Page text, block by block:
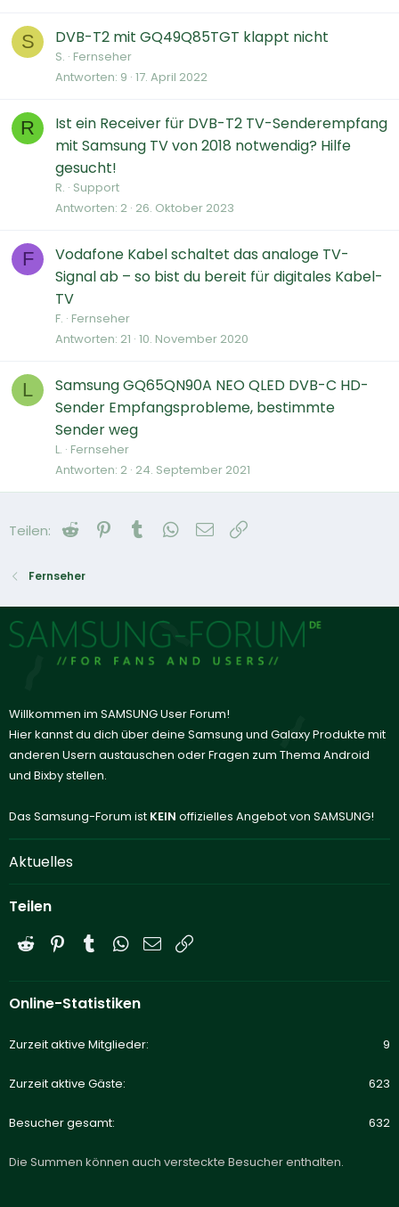
S DVB-T2 mit GQ49Q85TGT klappt nicht
S. Fernseher
Antworten 9 17. April 2022
R
Ist ein Receiver für DVB-T2 TV-Senderempfang
mit Samsung TV von 2018 notwendig? Hilfe
gesucht!
R. Support
Antworten 2 26. Oktober 2023
F
Vodafone Kabel schaltet das analoge TV-
Signal ab – so bist du bereit für digitales Kabel-
TV
F. Fernseher
Antworten 21 10. November 2020
L
Samsung GQ65QN90A NEO QLED DVB-C HD-
Sender Empfangsprobleme, bestimmte
Sender weg
L. Fernseher
Antworten 2 24. September 2021
Teilen: Reddit Pinterest
Tumblr WhatsApp
E-Mail
Fernseher
Willkommen im SAMSUNG User Forum!
Hier kannst du dich über deine Samsung und Galaxy Produkte mit
anderen Usern austauschen oder Fragen zum Thema Android
und Bixby stellen.
Das Samsung-Forum ist KEIN offizielles Angebot von SAMSUNG!
Aktuelles
Teilen
Reddit PinterestTumblrWhatsApp
E-Mail
Online-Statistiken
Zurzeit aktive Mitglieder 9
Zurzeit aktive Gäste 623
Besucher gesamt 632
Die Summen können auch versteckte Besucher enthalten.